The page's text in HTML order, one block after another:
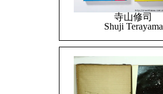
寺山修司
Shuji Terayama